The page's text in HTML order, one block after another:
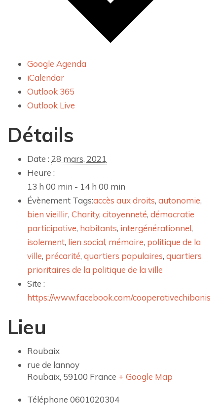
Google Agenda
iCalendar
Outlook 365
Outlook Live
Détails
Date : 28 mars, 2021
Heure :
13 h 00 min - 14 h 00 min
Évènement Tags:accès aux droits, autonomie,
bien vieillir, Charity, citoyenneté, démocratie
participative, habitants, intergénérationnel,
isolement, lien social, mémoire, politique de la
ville, précarité, quartiers populaires, quartiers
prioritaires de la politique de la ville
Site :
https://www.facebook.com/cooperativechibanis
Lieu
Roubaix
rue de lannoy
Roubaix, 59100 France + Google Map
Téléphone 0601020304